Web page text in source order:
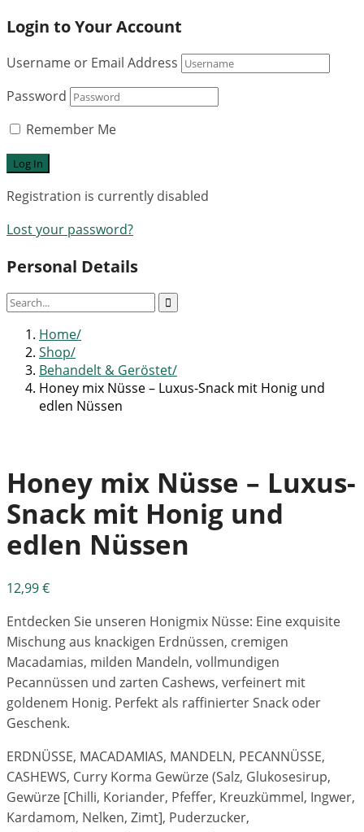
Login to Your Account
Username or Email Address
Password
Remember Me
Registration is currently disabled
Lost your password?
Personal Details
Home
Shop
Behandelt & Geröstet
Honey mix Nüsse – Luxus-Snack mit Honig und
edlen Nüssen
Honey mix Nüsse – Luxus-
Snack mit Honig und
edlen Nüssen
12,99€
Entdecken Sie unseren Honigmix Nüsse: Eine exquisite
Mischung aus knackigen Erdnüssen, cremigen
Macadamias, milden Mandeln, vollmundigen
Pecannüssen und zarten Cashews, verfeinert mit
goldenem Honig. Perfekt als raffinierter Snack oder
Geschenk.
ERDNÜSSE, MACADAMIAS, MANDELN, PECANNÜSSE,
CASHEWS, Curry Korma Gewürze (Salz, Glukosesirup,
Gewürze [Chilli, Koriander, Pfeffer, Kreuzkümmel, Ingwer,
Kardamom, Nelken, Zimt], Puderzucker,